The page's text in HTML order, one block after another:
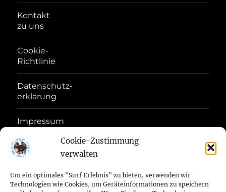
Cookie-Zustimmung
verwalten
Um ein optimales "Surf Erlebnis" zu bieten, verwenden wir
Technologien wie Cookies, um Geräteinformationen zu speichern
Kontakt
zu uns
Cookie-
Richtlinie
Datenschutz-
erklärung
Impressum
Haftungs-